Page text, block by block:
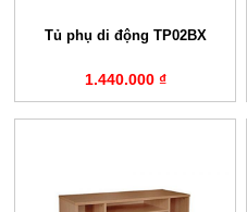
Tủ phụ di động TP02BX
1.440.000 ₫